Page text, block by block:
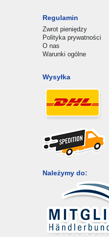
Regulamin
Zwrot pieniędzy
Polityka prywatności
O nas
Warunki ogólne
Wysyłka
Należymy do: